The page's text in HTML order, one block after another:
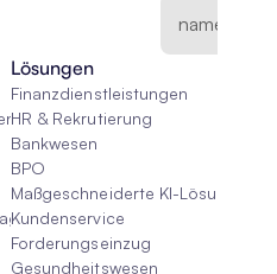
Lösungen
Finanzdienstleistungen
HR & Rekrutierung
Bankwesen
BPO
Maßgeschneiderte KI-Lösungen
Kundenservice
Forderungseinzug
Gesundheitswesen